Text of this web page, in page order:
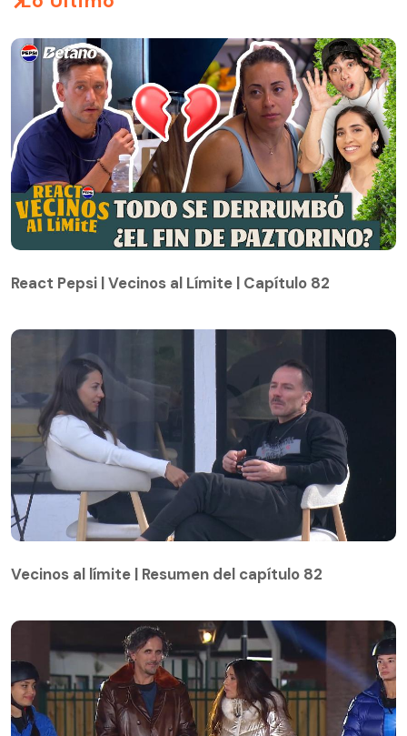
React Pepsi | Vecinos al Límite | Capítulo 82
Vecinos al límite | Resumen del capítulo 82